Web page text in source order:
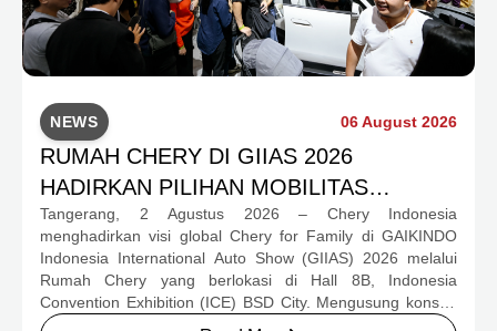
NEWS 06 August 2026
RUMAH CHERY DI GIIAS 2026
HADIRKAN PILIHAN MOBILITAS
LENGKAP DAN PROGRAM APRESIASI
KONSUMEN BERNILAI HAMPIR RP1
MILIAR
Tangerang, 2 Agustus 2026 – Chery Indonesia
menghadirkan visi global Chery for Family di GAIKINDO
Indonesia International Auto Show (GIIAS) 2026 melalui
Rumah Chery yang berlokasi di Hall 8B, Indonesia
Convention Exhibition (ICE) BSD City. Mengusung konsep
rumah yang hangat dan inklusif, Chery menghadirkan